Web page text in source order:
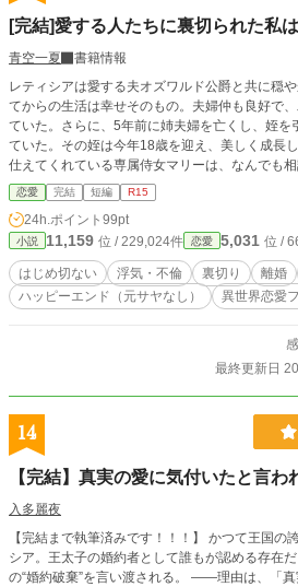
[完結]愛する人たちに裏切られた
青空一夏
書籍情報
レティシアは愛する夫オズワルド公爵と共に穏
てからの生活は幸せそのもの。夫婦仲も良好で
ていた。さらに、5年前に姉夫婦を亡くし、姪を
ていた。その姪は今年18歳を迎え、美しく成長している。 10歳の
仕えてくれている専属侍女マリーは、なんでも
た。 そんなわけで、レティシアの生活は順風満
いたのだが…… ある日、レティシアは友人たちを招いてティーサロンでお茶会
を開いていると、マリーが静かに手紙を持って
されておらず、こう綴ってあった。 『オズワルド・フォン・ルーベルト公爵に
は愛人がいます。ルーベルト公爵夫人の身近に
す。なんて、お気の毒なのでしょう？……』 ※夫の浮気に悩む妻のお話です。
こちらはシリアス路線であり、因果応報的な展
恋愛 完結 短編 R15
24h.ポイント 99pt
小説 11,159 位 / 229,024件 恋愛 5,031 位 /
はじめ切ない 浮気・不倫 裏切り 離婚
ハッピーエンド（元サヤなし）
異世界恋愛
最終更新日
14
【完結】真実の愛に気付いたと言
入多麗夜
【完結まで執筆済みです！！！】 かつて王国の誇りとされた名家の令嬢レティ
シア。王太子の婚約者として誰もが認める存在
の“婚約破棄”を言い渡される。 ――理由は、「真実の愛に気づいてしまった」。